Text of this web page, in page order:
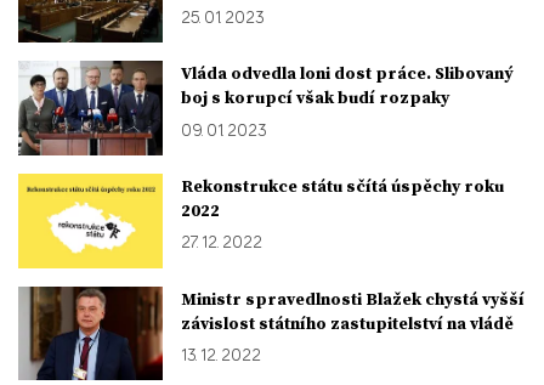
25. 01. 2023
Vláda odvedla loni dost práce. Slibovaný
boj s korupcí však budí rozpaky
09. 01. 2023
Rekonstrukce státu sčítá úspěchy roku
2022
27. 12. 2022
Ministr spravedlnosti Blažek chystá vyšší
závislost státního zastupitelství na vládě
13. 12. 2022